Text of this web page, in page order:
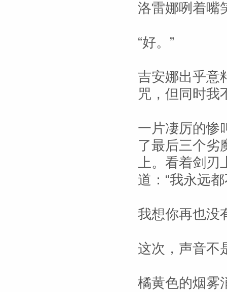
洛雷娜咧着嘴
“好。”
吉安娜出乎意
咒，但同时我
一片凄厉的惨
了最后三个劣
上。看着剑刃
道：“我永远
我想你再也没
这次，声音不
橘黄色的烟雾